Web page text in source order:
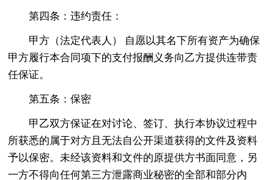
第四条：违约责任：
甲方（法定代表人） 自愿以其名下所有资产为确保
甲方履行本合同项下的支付报酬义务向乙方提供连带责
任保证。
第五条：保密
甲乙双方保证在对讨论、签订、执行本协议过程中
所获悉的属于对方且无法自公开渠道获得的文件及资料
予以保密。未经该资料和文件的原提供方书面同意，另
一方不得向任何第三方泄露商业秘密的全部和部分内